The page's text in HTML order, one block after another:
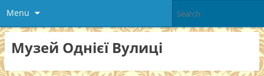
Menu
Музей Однієї Вулиці